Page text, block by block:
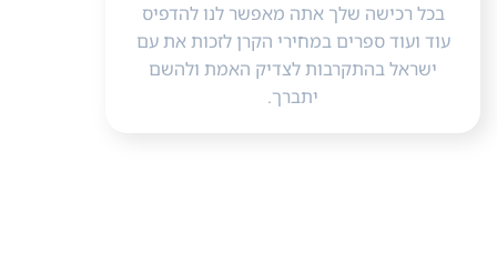
בכל רכישה שלך אתה מאפשר לנו להדפיס
עוד ועוד ספרים במחירי הקרן לזכות את עם
ישראל בהתקרבות לצדיק האמת ולהשם
יתברך.